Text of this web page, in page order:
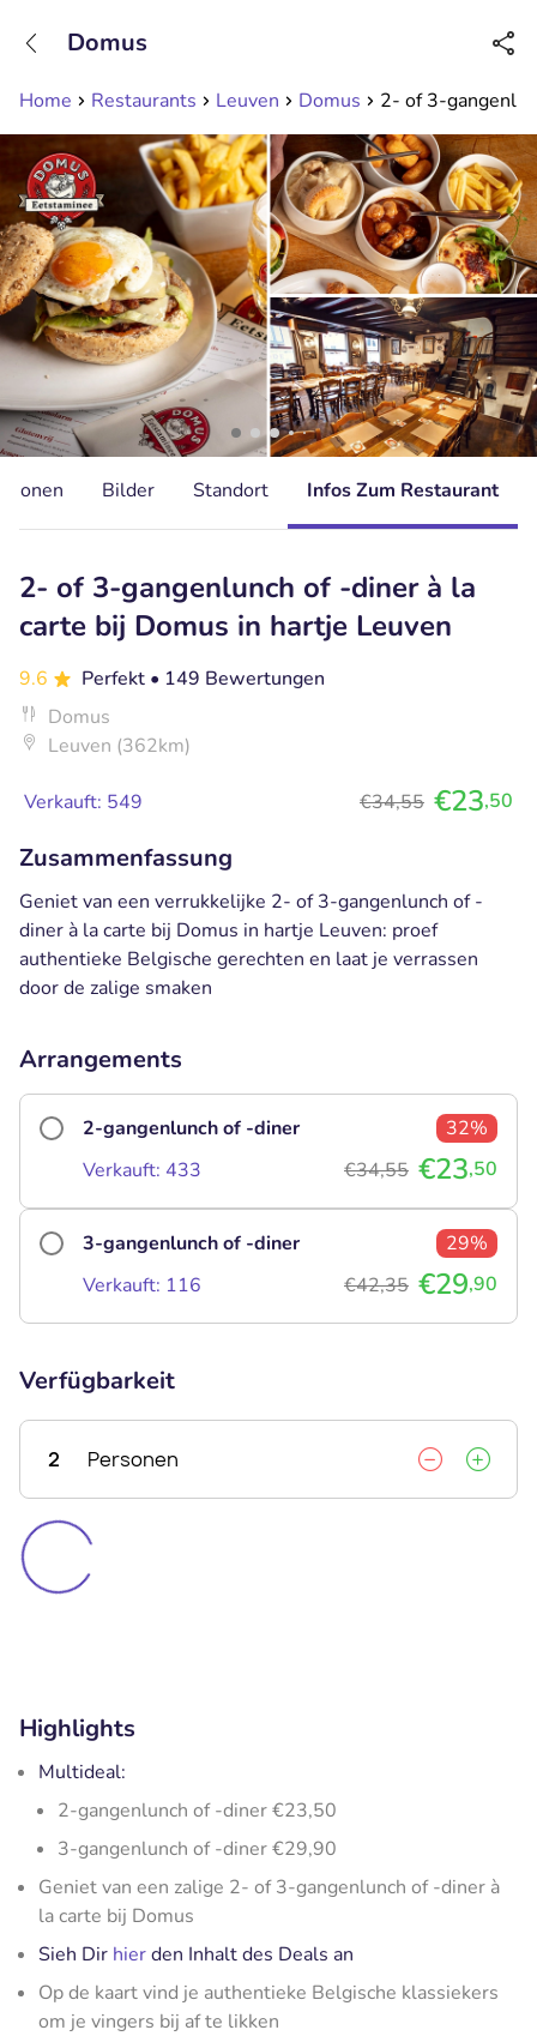
Erreichbar bis 23:00 Uhr (max 0,09€/Min)
Home Restaurants Leuven Domus 2- of 3-
Domus
Bilder Standort Infos Zum Restaurant
2- of 3-gangenlunch of -diner à la
carte bij Domus in hartje Leuven
9.6 Perfekt • 149 Bewertungen
Domus
Leuven (362km)
Verkauft: 549 €34,55 €23,50
Zusammenfassung
Geniet van een verrukkelijke 2- of 3-gangenlunch of -
diner à la carte bij Domus in hartje Leuven: proef
authentieke Belgische gerechten en laat je verrassen
door de zalige smaken
Arrangements
2-gangenlunch of -diner
32%
Verkauft: 433
€34,55 €23,50
3-gangenlunch of -diner
29%
Verkauft: 116
€42,35 €29,90
Verfügbarkeit
2 Personen
Highlights
Multideal:
2-gangenlunch of -diner €23,50
3-gangenlunch of -diner €29,90
Geniet van een zalige 2- of 3-gangenlunch of -diner à
la carte bij Domus
Sieh Dir hierden Inhalt des Deals an
Op de kaart vind je authentieke Belgische klassiekers
om je vingers bij af te likken